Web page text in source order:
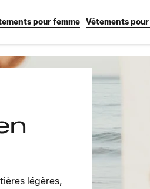
pour femme Vêtements pour
légères,